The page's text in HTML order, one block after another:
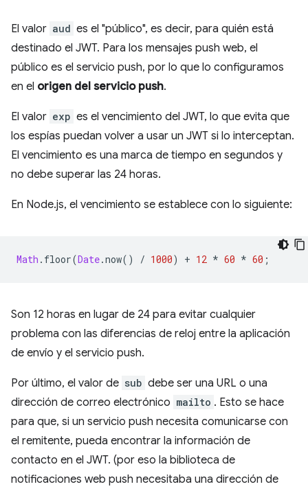
El valor aud es el "público", es decir, para quién está
destinado el JWT. Para los mensajes push web, el
público es el servicio push, por lo que lo configuramos
en el origen del servicio push.
El valor exp es el vencimiento del JWT, lo que evita que
los espías puedan volver a usar un JWT si lo interceptan.
El vencimiento es una marca de tiempo en segundos y
no debe superar las 24 horas.
En Node.js, el vencimiento se establece con lo siguiente:
Math . floor(Date.now() / 1000) + 12 * 60 * 60 ;
Son 12 horas en lugar de 24 para evitar cualquier
problema con las diferencias de reloj entre la aplicación
de envío y el servicio push.
Por último, el valor de sub debe ser una URL o una
dirección de correo electrónico mailto . Esto se hace
para que, si un servicio push necesita comunicarse con
el remitente, pueda encontrar la información de
contacto en el JWT. (por eso la biblioteca de
notificaciones web push necesitaba una dirección de